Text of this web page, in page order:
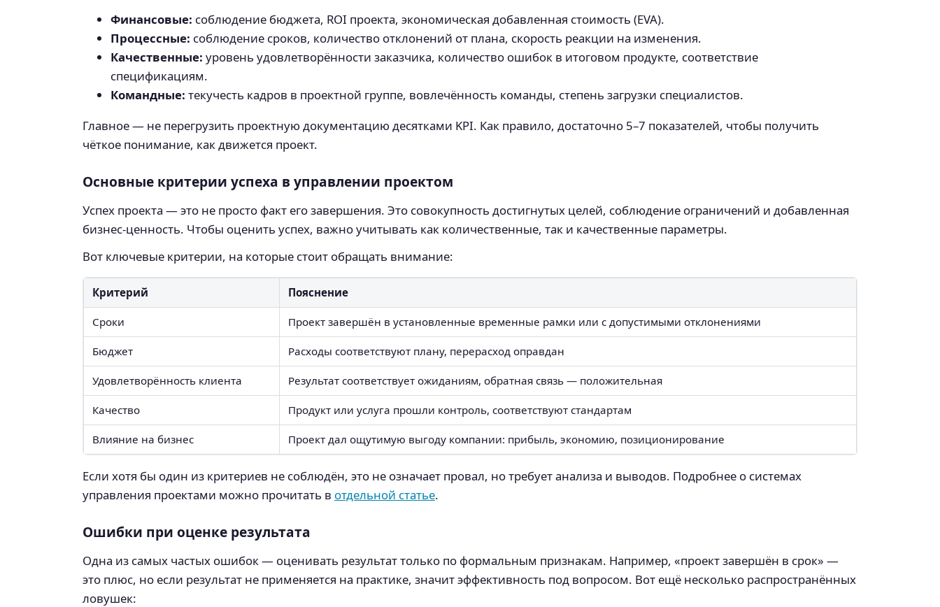
Финансовые: соблюдение бюджета, ROI проекта, экономическая добавленная стоимость (EVA).
Процессные: соблюдение сроков, количество отклонений от плана, скорость реакции на изменения.
Качественные: уровень удовлетворённости заказчика, количество ошибок в итоговом продукте, соответствие
спецификациям.
Командные: текучесть кадров в проектной группе, вовлечённость команды, степень загрузки специалистов.
Главное — не перегрузить проектную документацию десятками KPI. Как правило, достаточно 5–7 показателей, чтобы получить
чёткое понимание, как движется проект.
Основные критерии успеха в управлении проектом
Успех проекта — это не просто факт его завершения. Это совокупность достигнутых целей, соблюдение ограничений и добавленная
бизнес-ценность. Чтобы оценить успех, важно учитывать как количественные, так и качественные параметры.
Вот ключевые критерии, на которые стоит обращать внимание:
Критерий Пояснение
Сроки Проект завершён в установленные временные рамки или с допустимыми отклонениями
Бюджет Расходы соответствуют плану, перерасход оправдан
Удовлетворённость клиента Результат соответствует ожиданиям, обратная связь — положительная
Качество Продукт или услуга прошли контроль, соответствуют стандартам
Влияние на бизнес Проект дал ощутимую выгоду компании: прибыль, экономию, позиционирование
Если хотя бы один из критериев не соблюдён, это не означает провал, но требует анализа и выводов. Подробнее о системах
управления проектами можно прочитать в отдельной статье.
Ошибки при оценке результата
Одна из самых частых ошибок — оценивать результат только по формальным признакам. Например, «проект завершён в срок» —
это плюс, но если результат не применяется на практике, значит эффективность под вопросом. Вот ещё несколько распространённых
ловушек: